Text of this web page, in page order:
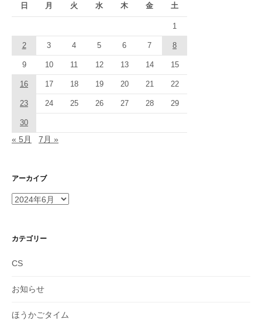
日 月 火 水 木 金 土
1
2 3 4 5 6 7 8
9 10 11 12 13 14 15
16 17 18 19 20 21 22
23 24 25 26 27 28 29
30
« 5月 7月 »
アーカイブ
ア
イ
カテゴリー
CS
お知らせ
ほうかごタイム